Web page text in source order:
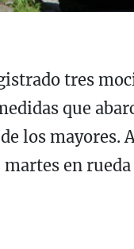
tres
que
los mayores.
en rueda